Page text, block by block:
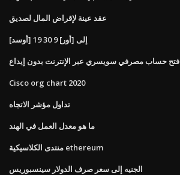
عقد عينة لإقراض المال لصديق
[أوسد] إلى [أور] 9 30 19
فتح حساب مصرفي سويسري عبر الإنترنت بدون إيداع
Cisco org chart 2020
تداول مؤشر الاتجاه
ما هو معدل العمل في الهند
منتدى الكلاسيكية ethereum
الجنيه إلى سعر صرف الدولار سينسبوريس